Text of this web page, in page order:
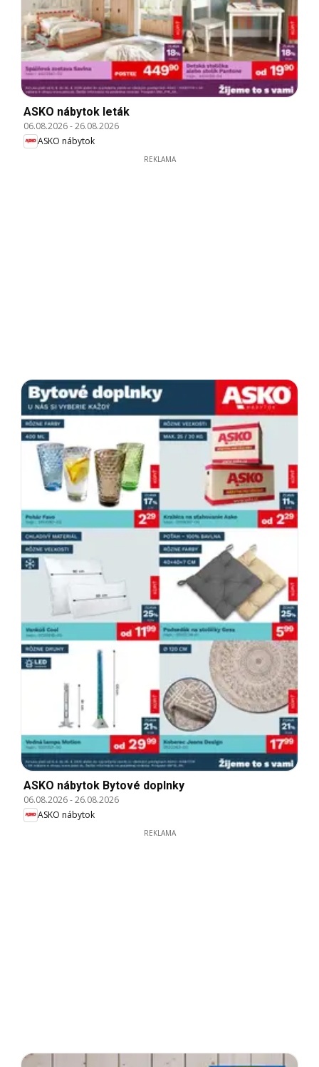
ASKO nábytok leták
06.08.2026-26.08.2026
ASKO nábytok
REKLAMA
ASKO nábytok Bytové doplnky
06.08.2026-26.08.2026
ASKO nábytok
REKLAMA